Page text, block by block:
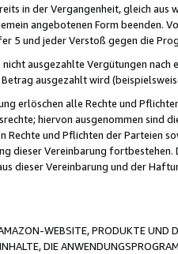
in der Vergangenheit, gleich
angebotenen Form beenden.
5 und jeder Verstoß gegen die
ausgezahlte Vergütungen
ausgezahlt wird
erlöschen alle Rechte und
hiervon ausgenommen sind
und Pflichten der Parteien
dieser Vereinbarung
dieser Vereinbarung und der
WEBSITE, PRODUKTE UND
DIE